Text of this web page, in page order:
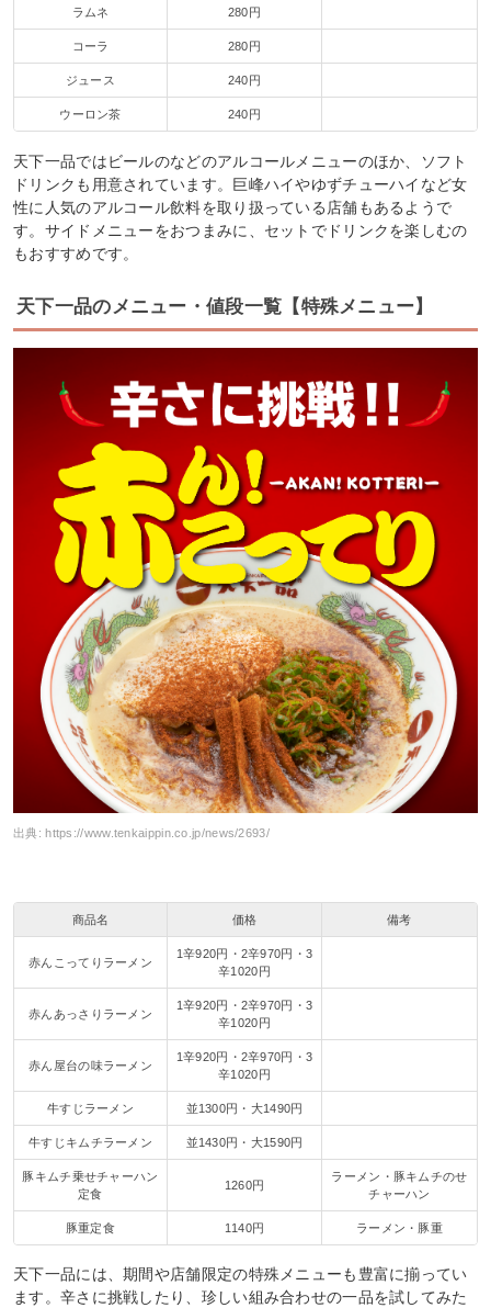
ラムネ 280円
コーラ 280円
ジュース 240円
ウーロン茶 240円
天下一品ではビールのなどのアルコールメニューのほか、ソフト
ドリンクも用意されています。巨峰ハイやゆずチューハイなど女
性に人気のアルコール飲料を取り扱っている店舗もあるようで
す。サイドメニューをおつまみに、セットでドリンクを楽しむの
もおすすめです。
天下一品のメニュー・値段一覧【特殊メニュー】
出典:https://www.tenkaippin.co.jp/news/2693/
商品名 価格 備考
赤んこってりラーメン
1辛920円・2辛970円・3
辛1020円
赤んあっさりラーメン
1辛920円・2辛970円・3
辛1020円
赤ん屋台の味ラーメン
1辛920円・2辛970円・3
辛1020円
牛すじラーメン 並1300円・大1490円
牛すじキムチラーメン 並1430円・大1590円
豚キムチ乗せチャーハン
定食
1260円
ラーメン・豚キムチのせ
チャーハン
豚重定食 1140円 ラーメン・豚重
天下一品には、期間や店舗限定の特殊メニューも豊富に揃ってい
ます。辛さに挑戦したり、珍しい組み合わせの一品を試してみた